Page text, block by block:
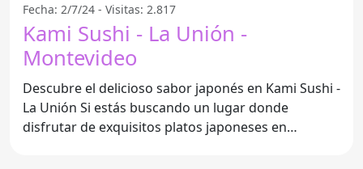
Fecha: 2/7/24 - Visitas: 2.817
Kami Sushi - La Unión -
Montevideo
Descubre el delicioso sabor japonés en Kami Sushi -
La Unión Si estás buscando un lugar donde
disfrutar de exquisitos platos japoneses en